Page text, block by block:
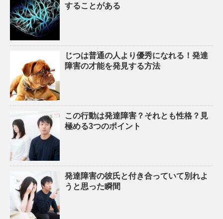
することがある
じつは普通の人より優秀になれる！発達
障害の才能を発見する方法
この行動は発達障害？それとも性格？見
極める3つのポイント
発達障害の彼氏と付き合っていて別れよ
うと思った瞬間